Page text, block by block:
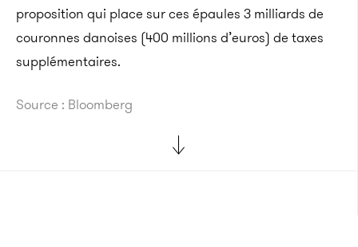
proposition qui place sur ces épaules 3 milliards de
couronnes danoises (400 millions d’euros) de taxes
supplémentaires.
Source : Bloomberg